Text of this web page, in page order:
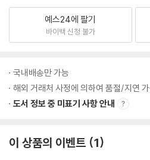
예스24에 팔기
바이백 신청 불가
국내배송만 가능
해외 거래처 사정에 의하여 품절/지연
도서 정보 중 미표기 사항 안내
이 상품의 이벤트 1